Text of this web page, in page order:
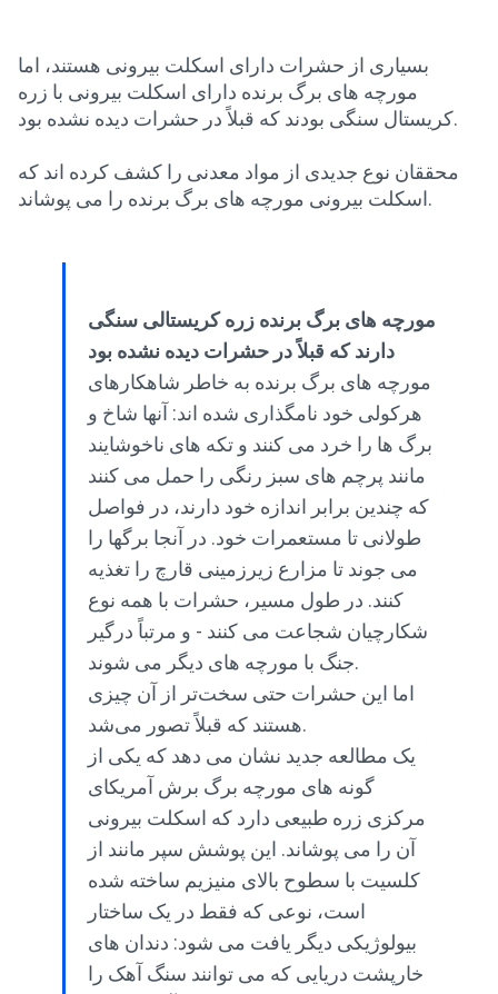
بسیاری از حشرات دارای اسکلت بیرونی هستند، اما
مورچه های برگ برنده دارای اسکلت بیرونی با زره
کریستال سنگی بودند که قبلاً در حشرات دیده نشده بود.
محققان نوع جدیدی از مواد معدنی را کشف کرده اند که
اسکلت بیرونی مورچه های برگ برنده را می پوشاند.
مورچه های برگ برنده زره کریستالی سنگی
دارند که قبلاً در حشرات دیده نشده بود
مورچه های برگ برنده به خاطر شاهکارهای
هرکولی خود نامگذاری شده اند: آنها شاخ و
برگ ها را خرد می کنند و تکه های ناخوشایند
مانند پرچم های سبز رنگی را حمل می کنند
که چندین برابر اندازه خود دارند، در فواصل
طولانی تا مستعمرات خود. در آنجا برگها را
می جوند تا مزارع زیرزمینی قارچ را تغذیه
کنند. در طول مسیر، حشرات با همه نوع
شکارچیان شجاعت می کنند - و مرتباً درگیر
جنگ با مورچه های دیگر می شوند.
اما این حشرات حتی سخت‌تر از آن چیزی
هستند که قبلاً تصور می‌شد.
یک مطالعه جدید نشان می دهد که یکی از
گونه های مورچه برگ برش آمریکای
مرکزی زره ​​طبیعی دارد که اسکلت بیرونی
آن را می پوشاند. این پوشش سپر مانند از
کلسیت با سطوح بالای منیزیم ساخته شده
است، نوعی که فقط در یک ساختار
بیولوژیکی دیگر یافت می شود: دندان های
خارپشت دریایی که می توانند سنگ آهک را